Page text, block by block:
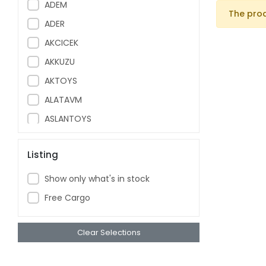
ADEM
ADER
AKCICEK
AKKUZU
AKTOYS
ALATAVM
ASLANTOYS
ASYASTIK
AVRUP OYUNCAK
AYAZ ER
BAYRAKTAR
Listing
Show only what's in stock
Free Cargo
Clear Selections
The